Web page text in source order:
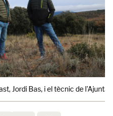
Jordi Bas, i el tècnic de